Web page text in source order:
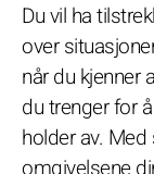
Du vil ha
over
når du kjenner
du trenger for
holder av.